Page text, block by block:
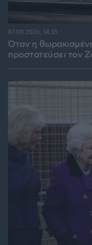
Όταν η
προστατεύσει τον
07.08.2026, 14:35